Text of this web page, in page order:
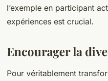
l’exemple en participant
expériences est crucial.
Encourager la
Pour véritablement